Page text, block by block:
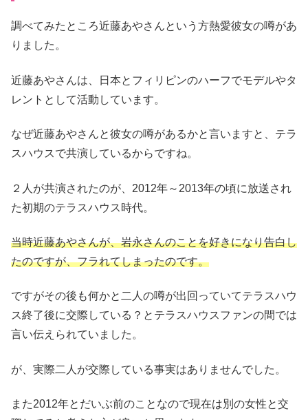
調べてみたところ近藤あやさんという方熱愛彼女の噂があ
りました。
近藤あやさんは、日本とフィリピンのハーフでモデルやタ
レントとして活動しています。
なぜ近藤あやさんと彼女の噂があるかと言いますと、テラ
スハウスで共演しているからですね。
２人が共演されたのが、2012年～2013年の頃に放送され
た初期のテラスハウス時代。
当時近藤あやさんが、岩永さんのことを好きになり告白し
たのですが、フラれてしまったのです。
ですがその後も何かと二人の噂が出回っていてテラスハウ
ス終了後に交際している？とテラスハウスファンの間では
言い伝えられていました。
が、実際二人が交際している事実はありませんでした。
また2012年とだいぶ前のことなので現在は別の女性と交